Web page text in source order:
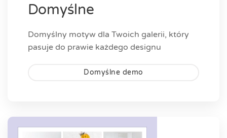
Domyślne
Domyślny motyw dla Twoich galerii, który
pasuje do prawie każdego designu
Domyślne demo